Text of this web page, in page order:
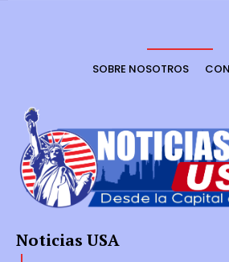
SOBRE NOSOTROS
Noticias USA